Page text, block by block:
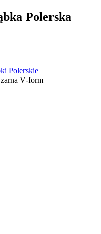
Polerska
Polerskie
V-form